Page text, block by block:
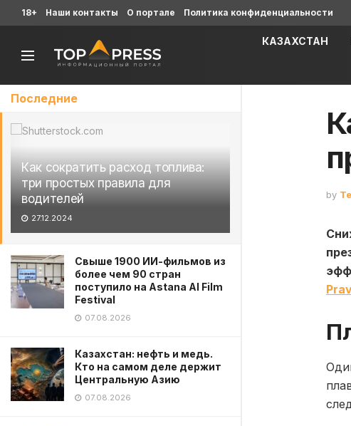
Последние
Как сократить расход топлива:
три простых правила для
водителей
27.12.2024
Свыше 1900 ИИ-фильмов из
более чем 90 стран
поступило на Astana AI Film
Festival
07.08.2026
Казахстан: нефть и медь.
Кто на самом деле держит
Центральную Азию
07.08.2026
18+ Наши контакты О портале Политика конфиденциальности
КАЗАХСТАН
by